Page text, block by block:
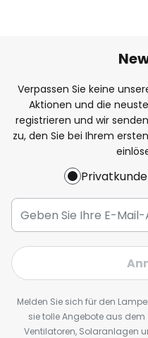
Verpassen Sie keine
Aktionen und die
registrieren und wir
zu, den Sie bei Ihrem
Privatkunde
Melden Sie sich für den
sie tolle Angebote aus
Ventilatoren, Solaranlagen